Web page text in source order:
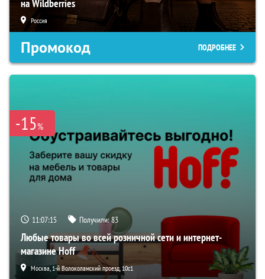
на Wildberries
Россия
Промокод ПОДРОБНЕЕ
-15%
11:07:13 Получили:83
Любые товары во всей розничной сети и интернет-
магазине Hoff
Москва, 1-й Волоколамский проезд, 10с1